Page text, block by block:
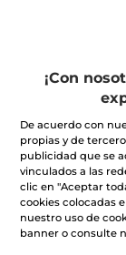
69,90€
AÑADIR
¡Con
De acuerdo con
propias y de
publicidad que se
vinculados a las
clic en "Aceptar
cookies colocadas
nuestro uso de
banner o consulte